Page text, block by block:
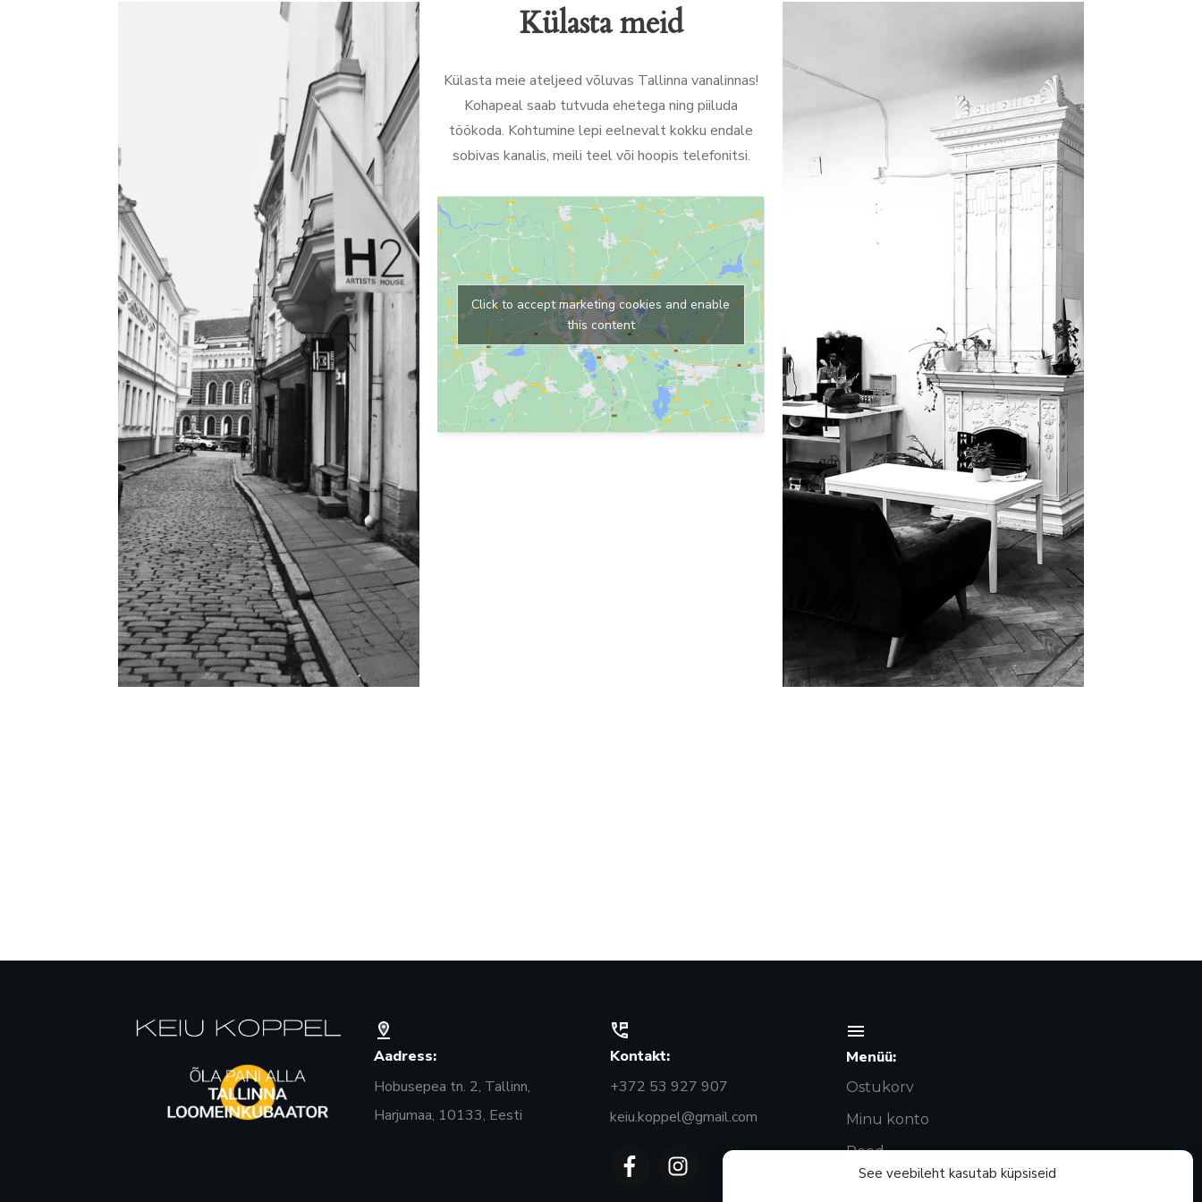
See veebileht kasutab küpsiseid
Külasta meid
Külasta meie ateljeed võluvas Tallinna vanalinnas!
Kohapeal saab tutvuda ehetega ning piiluda
töökoda. Kohtumine lepi eelnevalt kokku endale
sobivas kanalis, meili teel või hoopis telefonitsi.
Click to accept marketing cookies and enable
this content
Aadress:
Hobusepea tn. 2, Tallinn,
Harjumaa, 10133, Eesti
Kontakt:
+372 53 927 907
keiu.koppel@gmail.com
Menüü:
Ostukorv
Minu konto
Pood
Privaatsuspoliitika